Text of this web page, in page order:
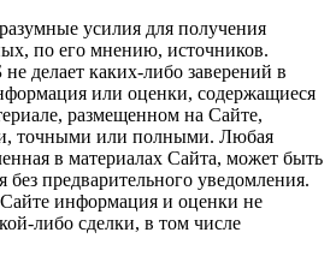
усилия для получения
по его мнению, источников.
делает каких-либо заверений в
или оценки, содержащиеся
размещенном на Сайте,
точными или полными. Любая
в материалах Сайта, может быть
предварительного уведомления.
информация и оценки не
либо сделки, в том числе